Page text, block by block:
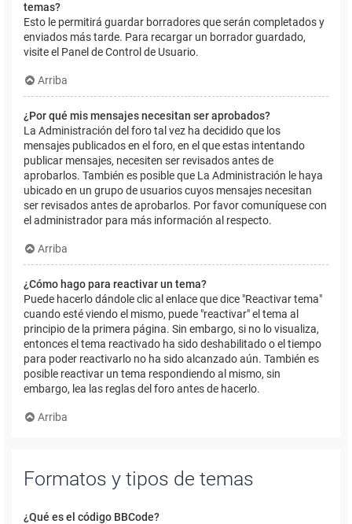
temas?
Esto le permitirá guardar borradores que serán completados y
enviados más tarde. Para recargar un borrador guardado,
visite el Panel de Control de Usuario.
Arriba
¿Por qué mis mensajes necesitan ser aprobados?
La Administración del foro tal vez ha decidido que los
mensajes publicados en el foro, en el que estas intentando
publicar mensajes, necesiten ser revisados antes de
aprobarlos. También es posible que La Administración le haya
ubicado en un grupo de usuarios cuyos mensajes necesitan
ser revisados antes de aprobarlos. Por favor comuníquese con
el administrador para más información al respecto.
Arriba
¿Cómo hago para reactivar un tema?
Puede hacerlo dándole clic al enlace que dice "Reactivar tema"
cuando esté viendo el mismo, puede "reactivar" el tema al
principio de la primera página. Sin embargo, si no lo visualiza,
entonces el tema reactivado ha sido deshabilitado o el tiempo
para poder reactivarlo no ha sido alcanzado aún. También es
posible reactivar un tema respondiendo al mismo, sin
embargo, lea las reglas del foro antes de hacerlo.
Arriba
Formatos y tipos de temas
¿Qué es el código BBCode?